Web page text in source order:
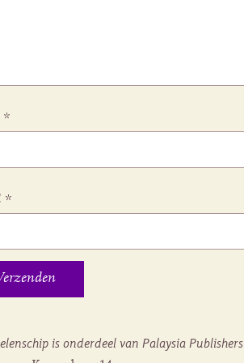
*
*
is onderdeel van Palaysia Publishers